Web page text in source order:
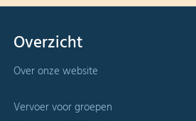
Overzicht
Over onze website
Vervoer voor groepen